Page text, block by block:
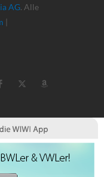
AG. Alle
|